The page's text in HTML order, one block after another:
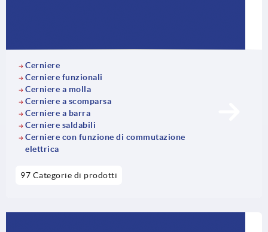
Cerniere
Cerniere funzionali
Cerniere a molla
Cerniere a scomparsa
Cerniere a barra
Cerniere saldabili
Cerniere con funzione di commutazione
elettrica
97 Categorie di prodotti